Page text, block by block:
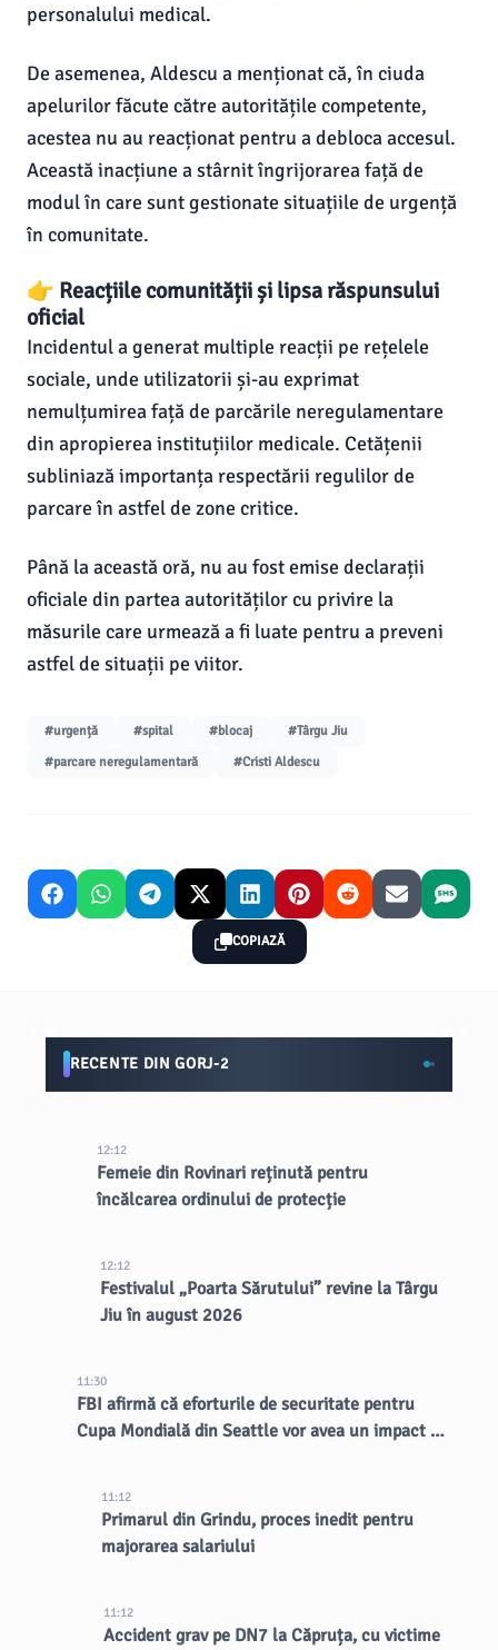
personalului medical.
De asemenea, Aldescu a menționat că, în ciuda
apelurilor făcute către autoritățile competente,
acestea nu au reacționat pentru a debloca accesul.
Această inacțiune a stârnit îngrijorarea față de
modul în care sunt gestionate situațiile de urgență
în comunitate.
👉 Reacțiile comunității și lipsa răspunsului
oficial
Incidentul a generat multiple reacții pe rețelele
sociale, unde utilizatorii și-au exprimat
nemulțumirea față de parcările neregulamentare
din apropierea instituțiilor medicale. Cetățenii
subliniază importanța respectării regulilor de
parcare în astfel de zone critice.
Până la această oră, nu au fost emise declarații
oficiale din partea autorităților cu privire la
măsurile care urmează a fi luate pentru a preveni
astfel de situații pe viitor.
#urgență #spital #blocaj
#Târgu Jiu
#parcare neregulamentară
#Cristi Aldescu
COPIAZĂ
RECENTE DIN GORJ-2
12:12
Femeie din Rovinari reținută pentru
încălcarea ordinului de protecție
12:12
Festivalul „Poarta Sărutului” revine la Târgu
Jiu în august 2026
11:30
FBI afirmă că eforturile de securitate pentru
Cupa Mondială din Seattle vor avea un impact de
11:12
Primarul din Grindu, proces inedit pentru
majorarea salariului
11:12
Accident grav pe DN7 la Căpruța, cu victime